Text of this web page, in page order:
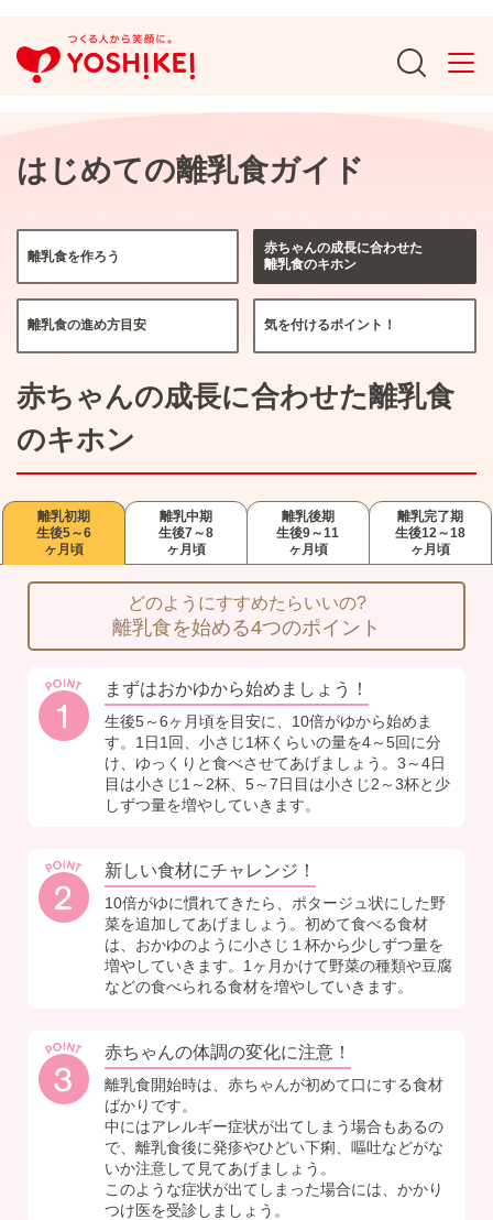
はじめての離乳食ガイド
離乳食を作ろう
赤ちゃんの成長に合わせた
離乳食のキホン
離乳食の進め方目安 気を付けるポイント！
赤ちゃんの成長に合わせた離乳食
のキホン
離乳初期
生後5～6
ヶ月頃
離乳中期
生後7～8
ヶ月頃
離乳後期
生後9～11
ヶ月頃
離乳完了期
生後12～18
ヶ月頃
どのようにすすめたらいいの?
離乳食を始める4つのポイント
まずはおかゆから始めましょう！
生後5～6ヶ月頃を目安に、10倍がゆから始めま
す。1日1回、小さじ1杯くらいの量を4～5回に分
け、ゆっくりと食べさせてあげましょう。3～4日
目は小さじ1～2杯、5～7日目は小さじ2～3杯と少
しずつ量を増やしていきます。
新しい食材にチャレンジ！
10倍がゆに慣れてきたら、ポタージュ状にした野
菜を追加してあげましょう。初めて食べる食材
は、おかゆのように小さじ１杯から少しずつ量を
増やしていきます。1ヶ月かけて野菜の種類や豆腐
などの食べられる食材を増やしていきます。
赤ちゃんの体調の変化に注意！
離乳食開始時は、赤ちゃんが初めて口にする食材
ばかりです。
中にはアレルギー症状が出てしまう場合もあるの
で、離乳食後に発疹やひどい下痢、嘔吐などがな
いか注意して見てあげましょう。
このような症状が出てしまった場合には、かかり
つけ医を受診しましょう。